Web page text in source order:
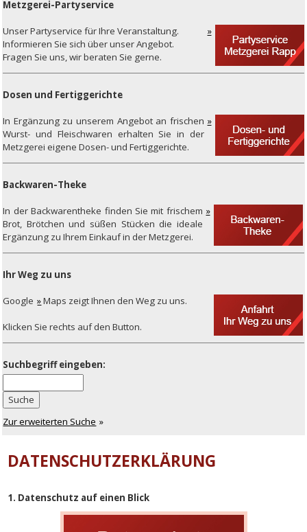
Metzgerei-Partyservice
UnserPartyservice für Ihre Veranstaltung.
Informieren Sie sich über unser Angebot.
Fragen Sie uns, wir beraten Sie gerne.
Dosen und Fertiggerichte
In Ergänzung zu unserem Angebot an frischen
Wurst- und Fleischwaren erhalten Sie in der
Metzgerei eigene Dosen- und Fertiggerichte.
Backwaren-Theke
In der Backwarentheke finden Sie mit frischem
Brot, Brötchen und süßen Stücken die ideale
Ergänzung zu Ihrem Einkauf in der Metzgerei.
Ihr Weg zu uns
Google Maps zeigt Ihnen den Weg zu uns.
Klicken Sie rechts auf den Button.
Suchbegriff eingeben:
Suche
Zur erweiterten Suche
DATENSCHUTZERKLÄRUNG
1. Datenschutz auf einen Blick